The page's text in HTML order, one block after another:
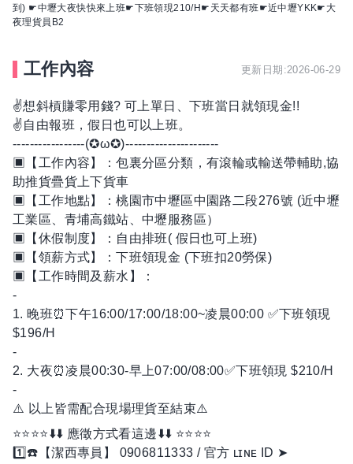
到) ☛中壢大夜快快來上班☛下班領現210/H☛天天都有班☛近中壢YKK☛大
夜理貨員B2
工作內容 更新日期:2026-06-29
✌想斜槓賺零用錢? 可上單日、下班當日就領現金!!
✌自由報班，假日也可以上班。
-----------------(✪ω✪)----------------------
▣【工作內容】：包裏分區分類，有滾輪或輸送帶輔助,協
助推貨疊貨上下貨車
▣【工作地點】：桃園市中壢區中園路二段276號 (近中壢
工業區、青埔高鐵站、中壢服務區）
▣【休假制度】：自由排班( 假日也可上班)
▣【領薪方式】：下班領現金 (下班扣20勞保)
▣【工作時間及薪水】：
-
1. 晚班⏰下午16:00/17:00/18:00~凌晨00:00 ✅下班領現
$196/H
-
2. 大夜⏰凌晨00:30-早上07:00/08:00✅下班領現 $210/H
-
⚠️ 以上皆需配合現場理貨至結束⚠️
⭐️⭐️⭐️⭐️⬇️⬇️ 應徵方式看這邊⬇️⬇️ ⭐️⭐️⭐️⭐️
1️⃣☎️【潔西專員】 0906811333 / 官方 ʟɪɴᴇ ID ➤